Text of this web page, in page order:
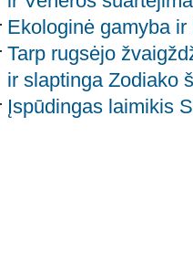
Ekologinė gamyba
Tarp rugsėjo
ir slaptinga Zodiako
Įspūdingas laimikis